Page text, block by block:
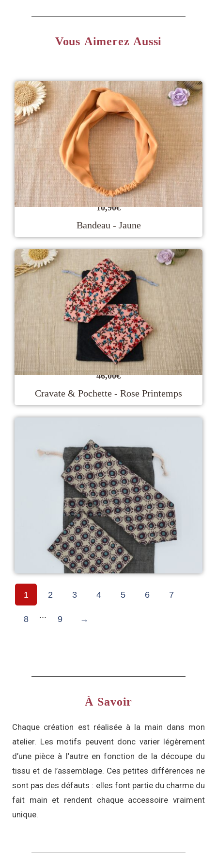
Vous Aimerez Aussi
10,90€
Bandeau - Jaune
46,00€
Cravate & Pochette - Rose Printemps
46,00€
Cravate & Pochette - Beige Rond Chocolat
1 2 3 4 5 6 7
8 ... 9 →
À Savoir
Chaque création est réalisée à la main dans mon
atelier. Les motifs peuvent donc varier légèrement
d’une pièce à l’autre en fonction de la découpe du
tissu et de l’assemblage. Ces petites différences ne
sont pas des défauts : elles font partie du charme du
fait main et rendent chaque accessoire vraiment
unique.